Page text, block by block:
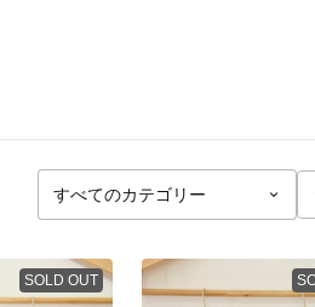
SOLD OUT